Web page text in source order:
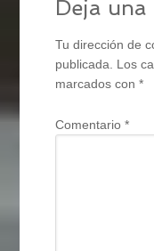
Deja una
Tu dirección de
publicada.
Los
marcados con*
Comentario*